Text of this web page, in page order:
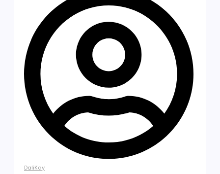
DaliKay